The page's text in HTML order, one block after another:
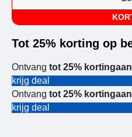
Tot 25% korting op
Ontvang tot 25%
krijg deal
Ontvang tot 25%
krijg deal